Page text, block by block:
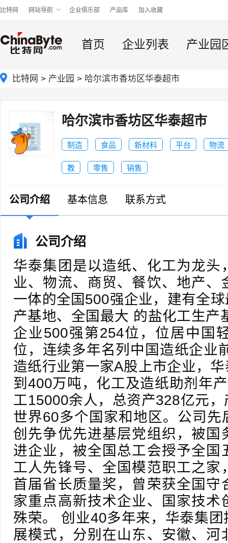
比特网 网站导航 企业俱乐部 产品库 加入收藏
首页 企业列表 产业园
比特网 > 产业园 > 哈尔滨市香坊区华泰超市
哈尔滨市香坊区华泰超市
制造 食品 新材料 平台 物流
教 零售 销售
公司介绍 基本信息 联系方式
公司介绍
华泰集团是以造纸、化工为龙头
业、物流、商贸、餐饮、地产、
一体的全国500强企业，建有全
产基地、全国最大 的盐化工生产
企业500强第254位，位居中国
位，连续多年名列中国造纸企业
造纸行业第一家A股上市企业，
到400万吨，化工及造纸助剂年
工15000余人，总资产328亿元
世界60多个国家和地区。公司先
创先争优先进基层党组织，被国
进企业，被全国总工会授予全国
工人先锋号、全国模范职工之家
首届省长质量奖，曾荣获全国守
家重点高新技术企业、国家技术
殊荣。 创业40多年来，华泰集
展模式，分别在山东、安徽、河